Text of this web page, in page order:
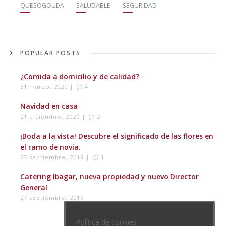
QUESOGOUDA SALUDABLE SEGURIDAD
POPULAR POSTS
¿Comida a domicilio y de calidad?
31 marzo, 2020 | 4
Navidad en casa
21 diciembre, 2020 | 2
¡Boda a la vista! Descubre el significado de las flores en
el ramo de novia.
27 septiembre, 2019 | 1
Catering Ibagar, nueva propiedad y nuevo Director
General
27 septiembre, 2019
Política de cookies